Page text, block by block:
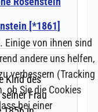
Einige von ihnen sind
andere uns helfen,
verbessern (Tracking
ob Sie die Cookies
bei einer